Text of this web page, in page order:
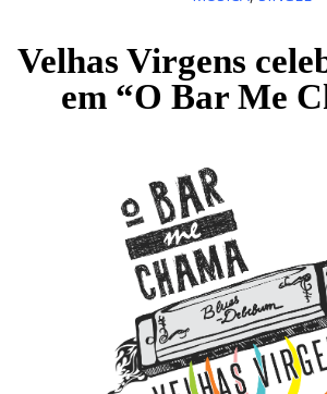
Velhas Virgens
em “O Bar Me